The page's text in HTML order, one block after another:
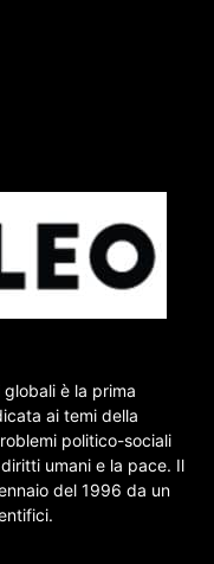
è la prima
ai temi della
politico-sociali
umani e la pace. Il
del 1996 da un